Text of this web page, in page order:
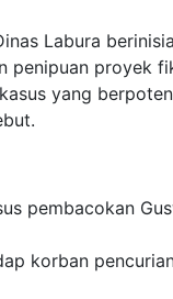
Labura
penipuan proyek
yang
pembacokan
korban